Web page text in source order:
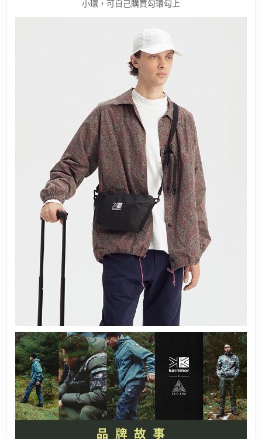
小環，可自己購買勾環勾上